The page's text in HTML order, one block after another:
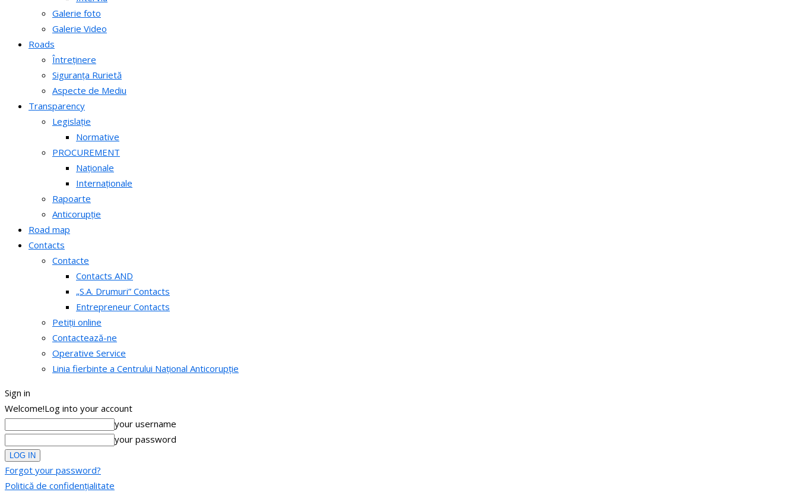
Galerie foto
Galerie Video
Roads
Întreținere
Siguranța Rurietă
Aspecte de Mediu
Transparency
Legislație
Normative
PROCUREMENT
Naționale
Internaționale
Rapoarte
Anticorupție
Road map
Contacts
Contacte
Contacts AND
„S.A. Drumuri” Contacts
Entrepreneur Contacts
Petiții online
Contactează-ne
Operative Service
Linia fierbinte a Centrului Național Anticorupție
Sign in
Welcome!Log into your account
your username
your password
Forgot your password?
Politică de confidențialitate